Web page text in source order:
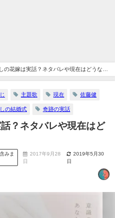
の花嫁は実話？ネタバレや現在はどうなっ
主題歌 現在 佐藤健
の結婚式 奇跡の実話
？ネタバレや現在はど
みま
2017年9月28
日
2019年5月30
日